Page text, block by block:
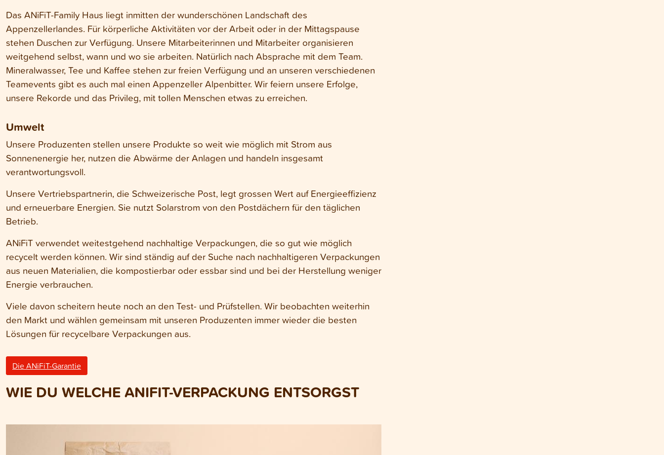
Das ANiFiT-Family Haus liegt inmitten der wunderschönen Landschaft des
Appenzellerlandes. Für körperliche Aktivitäten vor der Arbeit oder in der Mittagspause
stehen Duschen zur Verfügung. Unsere Mitarbeiterinnen und Mitarbeiter organisieren
weitgehend selbst, wann und wo sie arbeiten. Natürlich nach Absprache mit dem Team.
Mineralwasser, Tee und Kaffee stehen zur freien Verfügung und an unseren verschiedenen
Teamevents gibt es auch mal einen Appenzeller Alpenbitter. Wir feiern unsere Erfolge,
unsere Rekorde und das Privileg, mit tollen Menschen etwas zu erreichen.
Umwelt
Unsere Produzenten stellen unsere Produkte so weit wie möglich mit Strom aus
Sonnenenergie her, nutzen die Abwärme der Anlagen und handeln insgesamt
verantwortungsvoll.
Unsere Vertriebspartnerin, die Schweizerische Post, legt grossen Wert auf Energieeffizienz
und erneuerbare Energien. Sie nutzt Solarstrom von den Postdächern für den täglichen
Betrieb.
ANiFiT verwendet weitestgehend nachhaltige Verpackungen, die so gut wie möglich
recycelt werden können. Wir sind ständig auf der Suche nach nachhaltigeren Verpackungen
aus neuen Materialien, die kompostierbar oder essbar sind und bei der Herstellung weniger
Energie verbrauchen.
Viele davon scheitern heute noch an den Test- und Prüfstellen. Wir beobachten weiterhin
den Markt und wählen gemeinsam mit unseren Produzenten immer wieder die besten
Lösungen für recycelbare Verpackungen aus.
Die ANiFiT-Garantie
WIE DU WELCHE ANIFIT-VERPACKUNG ENTSORGST